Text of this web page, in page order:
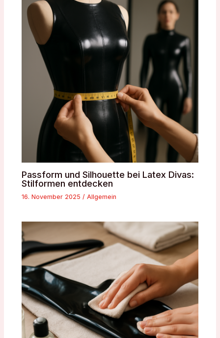
Passform und Silhouette bei Latex Divas:
Stilformen entdecken
16. November 2025/Allgemein